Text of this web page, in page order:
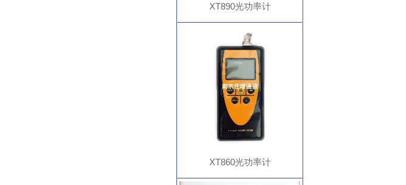
XT890光功率计
XT860光功率计